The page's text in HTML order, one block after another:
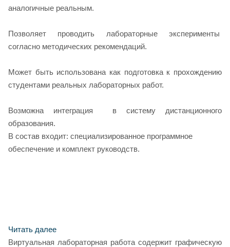
аналогичные реальным.
Позволяет проводить лабораторные эксперименты
согласно методических рекомендаций.
Может быть использована как подготовка к прохождению
студентами реальных лабораторных работ.
Возможна интеграция в систему дистанционного
образования.
В состав входит: специализированное программное
обеспечение и комплект руководств.
Читать далее
Виртуальная лабораторная работа содержит графическую